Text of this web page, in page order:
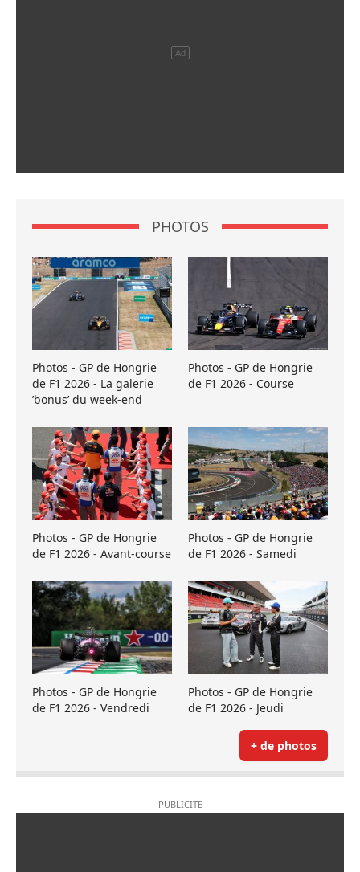
PHOTOS
Photos - GP de Hongrie
de F1 2026 - La galerie
’bonus’ du week-end
Photos - GP de Hongrie
de F1 2026 - Course
Photos - GP de Hongrie
de F1 2026 - Avant-course
Photos - GP de Hongrie
de F1 2026 - Samedi
Photos - GP de Hongrie
de F1 2026 - Vendredi
Photos - GP de Hongrie
de F1 2026 - Jeudi
+ de photos